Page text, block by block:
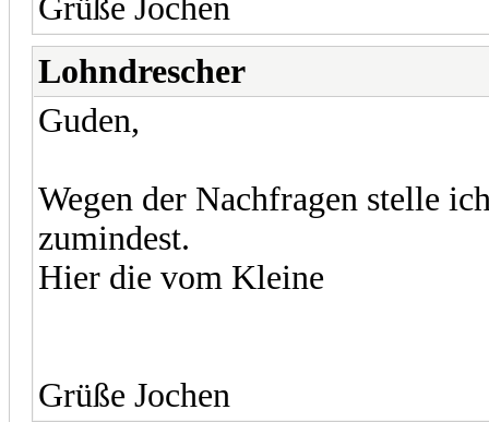
Grüße Jochen
Lohndrescher
Guden,
Wegen der Nachfragen stelle
zumindest.
Hier die vom Kleine
Grüße Jochen